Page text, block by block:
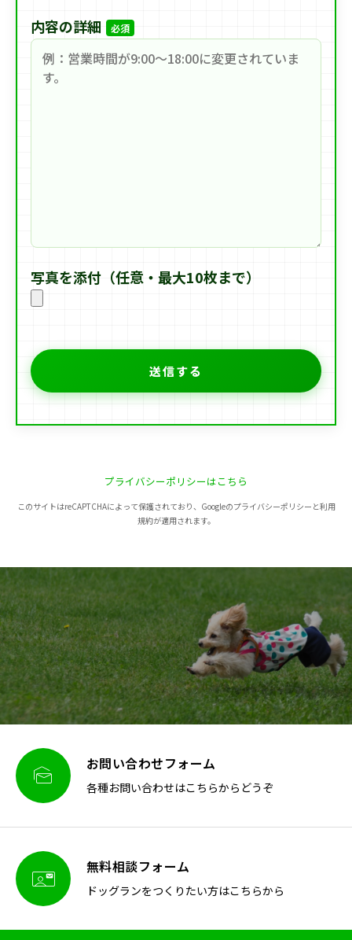
内容の詳細 必須
写真を添付（任意・最大10枚まで）
プライバシーポリシーはこちら
このサイトはreCAPTCHAによって保護されており、Googleのプライバシーポリシーと利用
規約が適用されます。
 お問い合わせフォーム
各種お問い合わせはこちらからどうぞ
 無料相談フォーム
ドッグランをつくりたい方はこちらから